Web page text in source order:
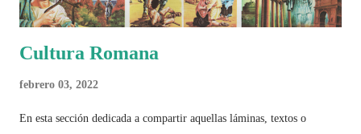
Cultura Romana
febrero 03, 2022
En esta sección dedicada a compartir aquellas láminas, textos o